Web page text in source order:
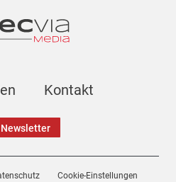
Kontakt
Newsletter
Cookie-Einstellungen